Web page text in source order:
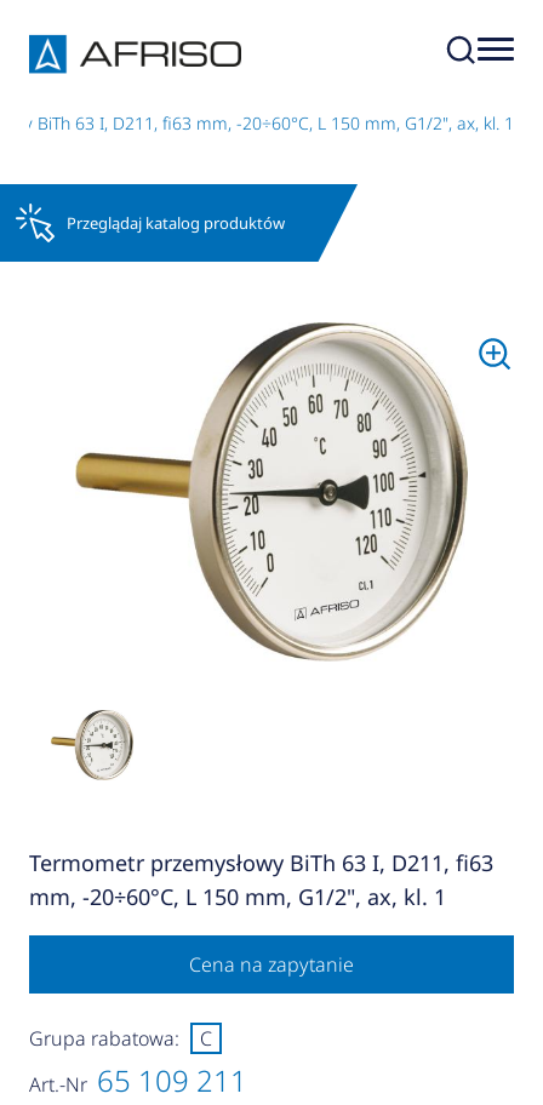
BiTh 63 I, D211, fi63 mm, -20÷60°C, L 150 mm, G1/2", ax, kl. 1
Przeglądaj katalog produktów
Termometr przemysłowy BiTh 63 I, D211, fi63
mm, -20÷60°C, L 150 mm, G1/2", ax, kl. 1
Cena na zapytanie
Art.-Nr 65 109 211
Grupa rabatowa: C